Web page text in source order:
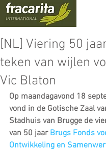
[NL] Viering 50
teken van wijlen
Vic Blaton
Op maandagavond 18
vond in de Gotische Zaal
Stadhuis van Brugge de
van 50 jaar Brugs Fonds
Ontwikkeling en